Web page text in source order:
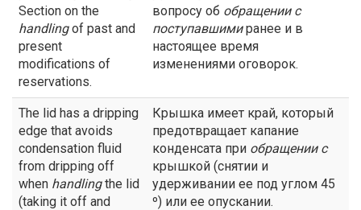
Section on the
handlingof past and
present
modifications of
reservations.
вопросу об обращении с
поступавшимиранее и в
настоящее время
изменениями оговорок.
The lid has a dripping
edge that avoids
condensation fluid
from dripping off
when handlingthe lid
(taking it off and
Крышка имеет край, который
предотвращает капание
конденсата при обращении с
крышкой (снятии и
удерживании ее под углом 45
º) или ее опускании.